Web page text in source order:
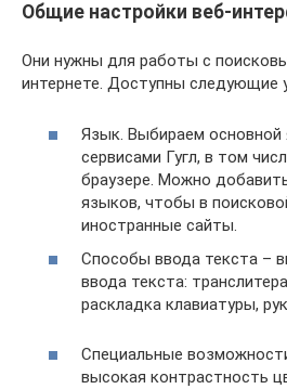
Общие настройки веб-
Они нужны для работы с
интернете. Доступны следующие
Язык. Выбираем основной
сервисами Гугл, в том
браузере. Можно
языков, чтобы в
иностранные сайты.
Способы ввода текста –
ввода текста:
раскладка клавиатуры,
Специальные
высокая контрастность